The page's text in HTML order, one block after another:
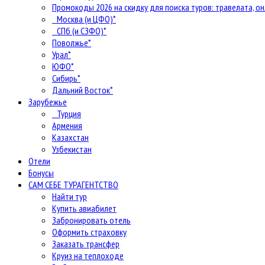
Промокоды 2026 на скидку для поиска туров: травелата,
Москва (и ЦФО)*
СПб (и СЗФО)*
Поволжье*
Урал*
ЮФО*
Сибирь*
Дальний Восток*
Зарубежье
Турция
Армения
Казахстан
Узбекистан
Отели
Бонусы
САМ СЕБЕ ТУРАГЕНТСТВО
Найти тур
Купить авиабилет
Забронировать отель
Оформить страховку
Заказать трансфер
Круиз на теплоходе